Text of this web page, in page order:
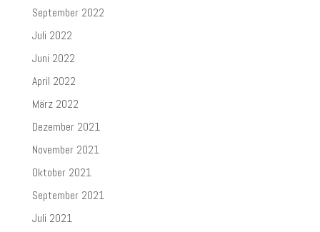
September 2022
Juli 2022
Juni 2022
April 2022
März 2022
Dezember 2021
November 2021
Oktober 2021
September 2021
Juli 2021